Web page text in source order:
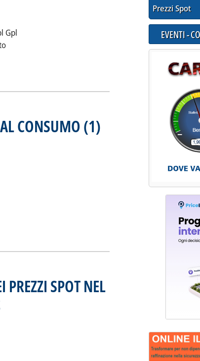
Gpl
E TASSE SUI PRODOTTI PETROLIFERI (DATI
CONSUMO (1) . Pubblicata mercoledì 31 dicembre
la notizia: 'LIVELLI INDICATIVI PREZZI AL
SPOT NEL
Prezzi Spot
EVENTI -